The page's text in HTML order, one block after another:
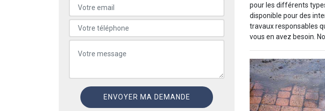
pour les différents
disponible pour des
travaux responsables
vous en avez besoin.